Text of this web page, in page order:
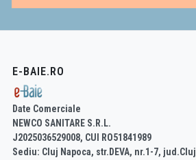
E-BAIE.RO
Date Comerciale
NEWCO SANITARE S.R.L.
J2025036529008, CUI RO51841989
Sediu: Cluj Napoca, str.DEVA, nr.1-7, jud.Cluj